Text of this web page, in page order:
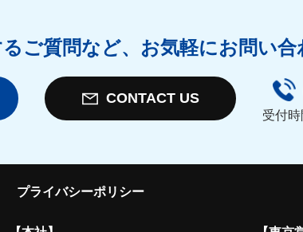
ご質問など、お気軽にお問い合
CONTACT US
受付時
プライバシーポリシー